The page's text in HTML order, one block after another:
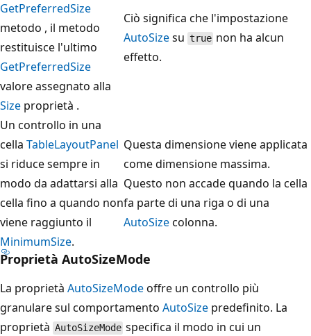
GetPreferredSize
metodo , il metodo
restituisce l'ultimo
GetPreferredSize
valore assegnato alla
Size proprietà .
Ciò significa che l'impostazione
AutoSizesu true non ha alcun
effetto.
Un controllo in una
cella TableLayoutPanel
si riduce sempre in
modo da adattarsi alla
cella fino a quando non
viene raggiunto il
MinimumSize.
Questa dimensione viene applicata
come dimensione massima.
Questo non accade quando la cella
fa parte di una riga o di una
AutoSizecolonna.
Proprietà AutoSizeMode
La proprietà AutoSizeModeoffre un controllo più
granulare sul comportamento AutoSize predefinito. La
proprietà AutoSizeMode specifica il modo in cui un